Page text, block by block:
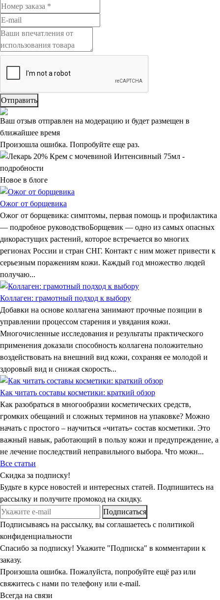
Отправить
Ваш отзыв отправлен на модерацию и будет размещен в
ближайшее время
Произошла ошибка. Попробуйте еще раз.
Новое в блоге
Ожог от борщевика
Ожог от борщевика: симптомы, первая помощь и профилактика
— подробное руководствоБорщевик — одно из самых опасных
дикорастущих растений, которое встречается во многих
регионах России и стран СНГ. Контакт с ним может привести к
серьезным поражениям кожи. Каждый год множество людей
получаю...
Коллаген: грамотный подход к выбору
Добавки на основе коллагена занимают прочные позиции в
управлении процессом старения и увядания кожи.
Многочисленные исследования и результаты практического
применения доказали способность коллагена положительно
воздействовать на внешний вид кожи, сохраняя ее молодой и
здоровый вид и снижая скорость...
Как читать составы косметики: краткий обзор
Как разобраться в многообразии косметических средств,
громких обещаний и сложных терминов на упаковке? Можно
начать с простого – научиться «читать» состав косметики. Это
важный навык, работающий в пользу кожи и предупреждение, а
не лечение последствий неправильного выбора. Что можн...
Все статьи
Скидка за подписку!
Будьте в курсе новостей и интересных статей. Подпишитесь на
рассылку и получите промокод на скидку.
Подписаться
Подписываясь на рассылку, вы соглашаетесь с политикой
конфиденциальности
Спасибо за подписку! Укажите "Подписка" в комментарии к
заказу.
Произошла ошибка. Пожалуйста, попробуйте ещё раз или
свяжитесь с нами по телефону или e-mail.
Всегда на связи